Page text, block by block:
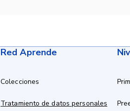
Red Aprende
Colecciones
Tratamiento de datos personales